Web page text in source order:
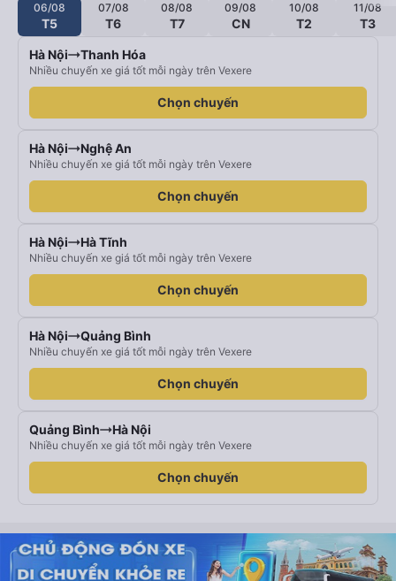
06/08
T5
07/08
T6
08/08
T7
09/08
CN
10/08
T2
11/08
T3
Hà Nội Thanh Hóa
Nhiều chuyến xe giá tốt mỗi ngày trên Vexere
Chọn chuyến
Hà Nội Nghệ An
Nhiều chuyến xe giá tốt mỗi ngày trên Vexere
Chọn chuyến
Hà Nội Hà Tĩnh
Nhiều chuyến xe giá tốt mỗi ngày trên Vexere
Chọn chuyến
Hà Nội Quảng Bình
Nhiều chuyến xe giá tốt mỗi ngày trên Vexere
Chọn chuyến
Quảng Bình Hà Nội
Nhiều chuyến xe giá tốt mỗi ngày trên Vexere
Chọn chuyến